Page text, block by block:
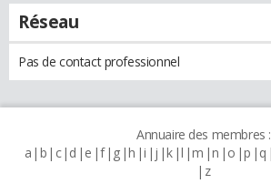
Réseau
Pas de contact professionnel
Annuaire des membres :
a b c d e f g h i j k l m n o p q
z